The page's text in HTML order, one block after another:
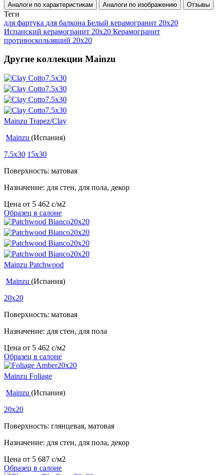
Аналоги по характеристикам Аналоги по изображению Отзывы
Теги
для фартука для балкона Белый керамогранит 20x20
Испанский керамогранит 20x20 Керамогранит
противоскользящий 20x20
Другие коллекции Mainzu
Mainzu Trapez/Clay
Mainzu (Испания)
7.5x30 15x30
Поверхность: матовая
Назначение: для стен, для пола, декор
Цена от 5 462 c/м2
Образец в салоне
Mainzu Patchwood
Mainzu (Испания)
20x20
Поверхность: матовая
Назначение: для стен, для пола
Цена от 5 462 c/м2
Образец в салоне
Mainzu Foliage
Mainzu (Испания)
20x20
Поверхность: глянцевая, матовая
Назначение: для стен, для пола, декор
Цена от 5 687 c/м2
Образец в салоне